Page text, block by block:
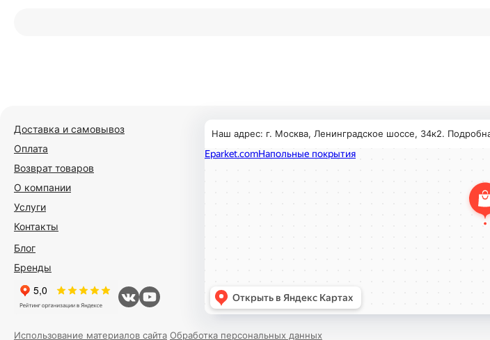
Доставка и самовывоз
Оплата
Возврат товаров
О компании
Услуги
Контакты
Блог
Бренды
Наш адрес: г. Москва, Ленинградское шоссе, 34к2.
Использование материалов сайта Обработка персональных данных